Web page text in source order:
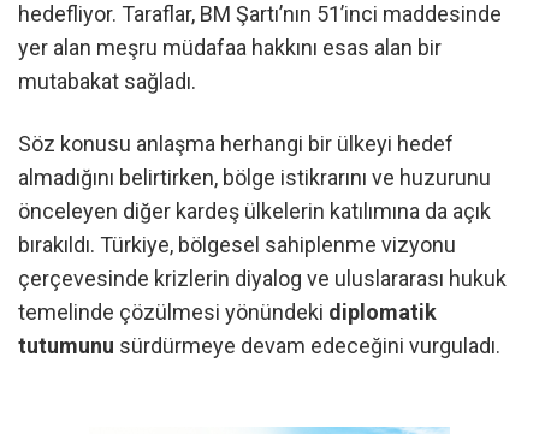
hedefliyor. Taraflar, BM Şartı’nın 51’inci maddesinde
yer alan meşru müdafaa hakkını esas alan bir
mutabakat sağladı.
Söz konusu anlaşma herhangi bir ülkeyi hedef
almadığını belirtirken, bölge istikrarını ve huzurunu
önceleyen diğer kardeş ülkelerin katılımına da açık
bırakıldı. Türkiye, bölgesel sahiplenme vizyonu
çerçevesinde krizlerin diyalog ve uluslararası hukuk
temelinde çözülmesi yönündeki diplomatik
tutumunu sürdürmeye devam edeceğini vurguladı.